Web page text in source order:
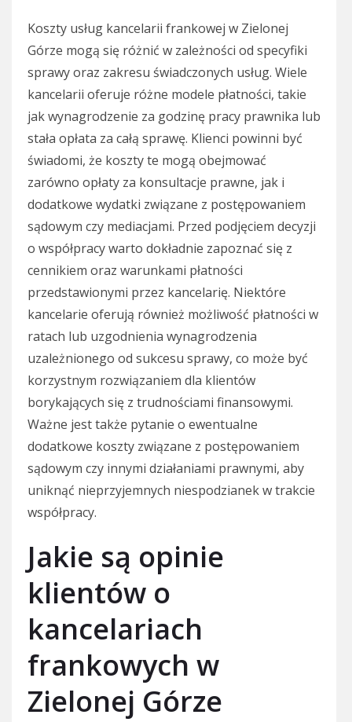
Koszty usług kancelarii frankowej w Zielonej
Górze mogą się różnić w zależności od specyfiki
sprawy oraz zakresu świadczonych usług. Wiele
kancelarii oferuje różne modele płatności, takie
jak wynagrodzenie za godzinę pracy prawnika lub
stała opłata za całą sprawę. Klienci powinni być
świadomi, że koszty te mogą obejmować
zarówno opłaty za konsultacje prawne, jak i
dodatkowe wydatki związane z postępowaniem
sądowym czy mediacjami. Przed podjęciem decyzji
o współpracy warto dokładnie zapoznać się z
cennikiem oraz warunkami płatności
przedstawionymi przez kancelarię. Niektóre
kancelarie oferują również możliwość płatności w
ratach lub uzgodnienia wynagrodzenia
uzależnionego od sukcesu sprawy, co może być
korzystnym rozwiązaniem dla klientów
borykających się z trudnościami finansowymi.
Ważne jest także pytanie o ewentualne
dodatkowe koszty związane z postępowaniem
sądowym czy innymi działaniami prawnymi, aby
uniknąć nieprzyjemnych niespodzianek w trakcie
współpracy.
Jakie są opinie
klientów o
kancelariach
frankowych w
Zielonej Górze